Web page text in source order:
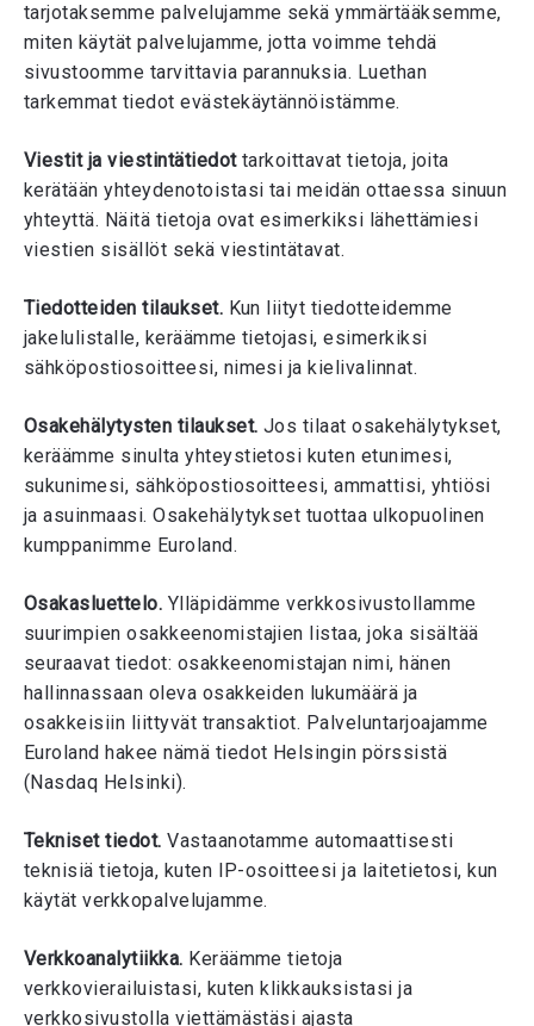
tarjotaksemme palvelujamme sekä ymmärtääksemme,
miten käytät palvelujamme, jotta voimme tehdä
sivustoomme tarvittavia parannuksia. Luethan
tarkemmat tiedot evästekäytännöistämme.
Viestit ja viestintätiedottarkoittavat tietoja, joita
kerätään yhteydenotoistasi tai meidän ottaessa sinuun
yhteyttä. Näitä tietoja ovat esimerkiksi lähettämiesi
viestien sisällöt sekä viestintätavat.
Tiedotteiden tilaukset. Kun liityt tiedotteidemme
jakelulistalle, keräämme tietojasi, esimerkiksi
sähköpostiosoitteesi, nimesi ja kielivalinnat.
Osakehälytysten tilaukset. Jos tilaat osakehälytykset,
keräämme sinulta yhteystietosi kuten etunimesi,
sukunimesi, sähköpostiosoitteesi, ammattisi, yhtiösi
ja asuinmaasi. Osakehälytykset tuottaa ulkopuolinen
kumppanimme Euroland.
Osakasluettelo. Ylläpidämme verkkosivustollamme
suurimpien osakkeenomistajien listaa, joka sisältää
seuraavat tiedot: osakkeenomistajan nimi, hänen
hallinnassaan oleva osakkeiden lukumäärä ja
osakkeisiin liittyvät transaktiot. Palveluntarjoajamme
Euroland hakee nämä tiedot Helsingin pörssistä
(Nasdaq Helsinki).
Tekniset tiedot.Vastaanotamme automaattisesti
teknisiä tietoja, kuten IP-osoitteesi ja laitetietosi, kun
käytät verkkopalvelujamme.
Verkkoanalytiikka. Keräämme tietoja
verkkovierailuistasi, kuten klikkauksistasi ja
verkkosivustolla viettämästäsi ajasta